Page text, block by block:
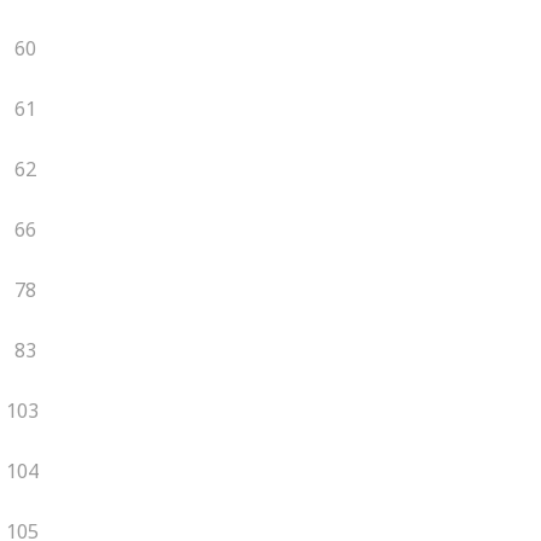
60
61
62
66
78
83
103
104
105